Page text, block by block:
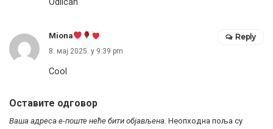
Odlican
Miona
8. мај 2025. у 9:39 pm
Cool
Reply
Оставите одговор
Ваша адреса е-поште неће бити објављена. Неопходна поља су